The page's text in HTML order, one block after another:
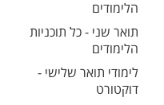
הלימודים
תואר שני - כל תוכניות
הלימודים
לימודי תואר שלישי -
דוקטורט